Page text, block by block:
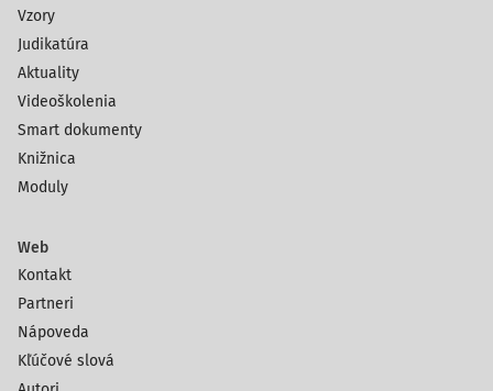
Vzory
Judikatúra
Aktuality
Videoškolenia
Smart dokumenty
Knižnica
Moduly
Web
Kontakt
Partneri
Nápoveda
Kľúčové slová